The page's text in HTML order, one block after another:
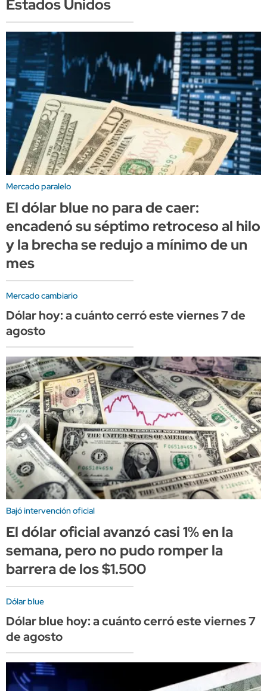
Estados Unidos
Mercado paralelo
El dólar blue no para de caer:
encadenó su séptimo retroceso al hilo
y la brecha se redujo a mínimo de un
mes
Mercado cambiario
Dólar hoy: a cuánto cerró este viernes 7 de
agosto
Bajó intervención oficial
El dólar oficial avanzó casi 1% en la
semana, pero no pudo romper la
barrera de los $1.500
Dólar blue
Dólar blue hoy: a cuánto cerró este viernes 7
de agosto